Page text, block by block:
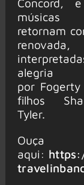
Concord,
músicas
retornam
renovada,
alegria
por
filhos
Tyler.
Ouça
aqui: